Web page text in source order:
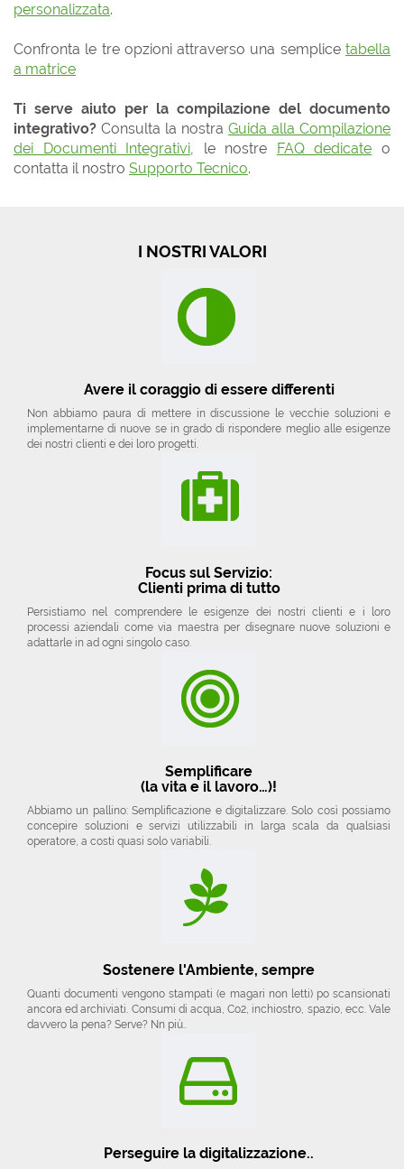
personalizzata.
Confronta le tre opzioni attraverso una semplice tabella
a matrice
Ti serve aiuto per la compilazione del documento
integrativo? Consulta la nostra Guida alla Compilazione
dei Documenti Integrativi, le nostre FAQ dedicate o
contatta il nostro Supporto Tecnico.
I NOSTRI VALORI
Avere il coraggio di essere differenti
Non abbiamo paura di mettere in discussione le vecchie soluzioni e
implementarne di nuove se in grado di rispondere meglio alle esigenze
dei nostri clienti e dei loro progetti.
Focus sul Servizio:
Clienti prima di tutto
Persistiamo nel comprendere le esigenze dei nostri clienti e i loro
processi aziendali come via maestra per disegnare nuove soluzioni e
adattarle in ad ogni singolo caso.
Semplificare
(la vita e il lavoro…)!
Abbiamo un pallino: Semplificazione e digitalizzare. Solo così possiamo
concepire soluzioni e servizi utilizzabili in larga scala da qualsiasi
operatore, a costi quasi solo variabili.
Sostenere l'Ambiente, sempre
Quanti documenti vengono stampati (e magari non letti) po scansionati
ancora ed archiviati. Consumi di acqua, Co2, inchiostro, spazio, ecc. Vale
davvero la pena? Serve? Nn più..
Perseguire la digitalizzazione..